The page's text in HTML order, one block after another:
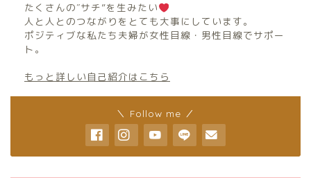
たくさんの″サチ”を生みたい
人と人とのつながりをとても大事にしています。
ポジティブな私たち夫婦が女性目線・男性目線でサポー
ト。
もっと詳しい自己紹介はこちら
＼ Follow me ／